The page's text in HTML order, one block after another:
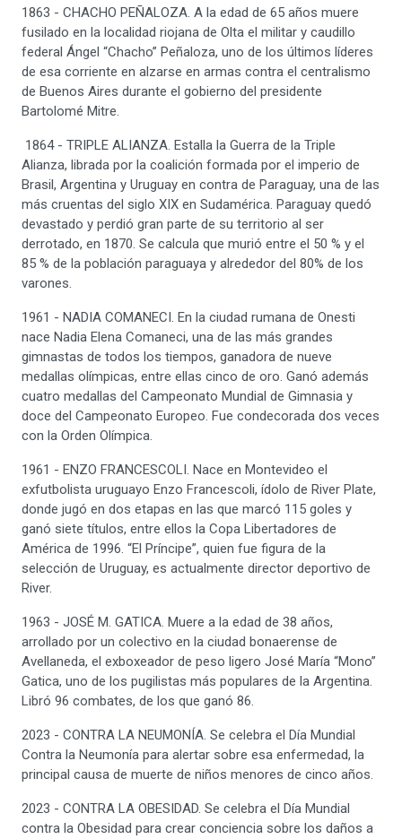
1863 - CHACHO PEÑALOZA. A la edad de 65 años muere
fusilado en la localidad riojana de Olta el militar y caudillo
federal Ángel “Chacho” Peñaloza, uno de los últimos líderes
de esa corriente en alzarse en armas contra el centralismo
de Buenos Aires durante el gobierno del presidente
Bartolomé Mitre.
1864 - TRIPLE ALIANZA. Estalla la Guerra de la Triple
Alianza, librada por la coalición formada por el imperio de
Brasil, Argentina y Uruguay en contra de Paraguay, una de las
más cruentas del siglo XIX en Sudamérica. Paraguay quedó
devastado y perdió gran parte de su territorio al ser
derrotado, en 1870. Se calcula que murió entre el 50 % y el
85 % de la población paraguaya y alrededor del 80% de los
varones.
1961 - NADIA COMANECI. En la ciudad rumana de Onesti
nace Nadia Elena Comaneci, una de las más grandes
gimnastas de todos los tiempos, ganadora de nueve
medallas olímpicas, entre ellas cinco de oro. Ganó además
cuatro medallas del Campeonato Mundial de Gimnasia y
doce del Campeonato Europeo. Fue condecorada dos veces
con la Orden Olímpica.
1961 - ENZO FRANCESCOLI. Nace en Montevideo el
exfutbolista uruguayo Enzo Francescoli, ídolo de River Plate,
donde jugó en dos etapas en las que marcó 115 goles y
ganó siete títulos, entre ellos la Copa Libertadores de
América de 1996. “El Príncipe”, quien fue figura de la
selección de Uruguay, es actualmente director deportivo de
River.
1963 - JOSÉ M. GATICA. Muere a la edad de 38 años,
arrollado por un colectivo en la ciudad bonaerense de
Avellaneda, el exboxeador de peso ligero José María “Mono”
Gatica, uno de los pugilistas más populares de la Argentina.
Libró 96 combates, de los que ganó 86.
2023 - CONTRA LA NEUMONÍA. Se celebra el Día Mundial
Contra la Neumonía para alertar sobre esa enfermedad, la
principal causa de muerte de niños menores de cinco años.
2023 - CONTRA LA OBESIDAD. Se celebra el Día Mundial
contra la Obesidad para crear conciencia sobre los daños a